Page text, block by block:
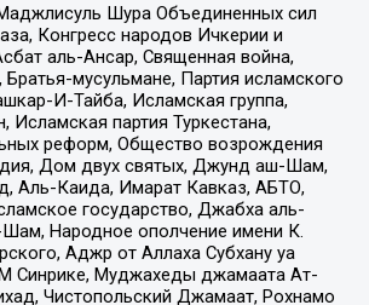
Шура Объединенных сил
Конгресс народов Ичкерии и
аль-Ансар, Священная война,
Братья-мусульмане, Партия исламского
И-Тайба, Исламская группа,
Исламская партия Туркестана,
реформ, Общество возрождения
Дом двух святых, Джунд аш-Шам,
Аль-Каида, Имарат Кавказ, АБТО,
государство, Джабха аль-
Народное ополчение имени К.
Аджр от Аллаха Субхану уа
Синрике, Муджахеды джамаата Ат-
Чистопольский Джамаат, Рохнамо